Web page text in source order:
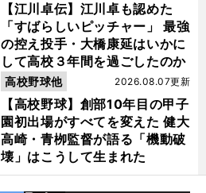
【江川卓伝】江川卓も認めた
「すばらしいピッチャー」 最強
の控え投手・大橋康延はいかに
して高校３年間を過ごしたのか
【高校野球】創部10年目の甲子
園初出場がすべてを変えた 健大
高崎・青栁監督が語る「機動破
壊」はこうして生まれた
2026.08.07更新
高校野球他